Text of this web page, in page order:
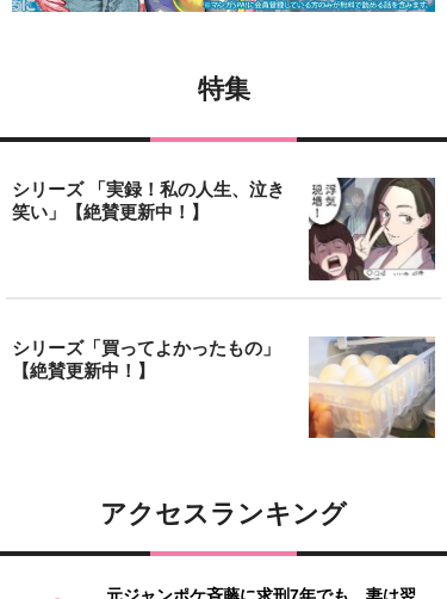
特集
シリーズ 「実録！私の人生、泣き
笑い」【絶賛更新中！】
シリーズ「買ってよかったもの」
【絶賛更新中！】
アクセスランキング
元ジャンポケ斉藤に求刑7年でも、妻は翌